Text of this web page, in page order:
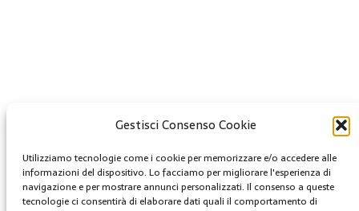
Gestisci Consenso Cookie
Utilizziamo tecnologie come i cookie per memorizzare e/o accedere alle
informazioni del dispositivo. Lo facciamo per migliorare l'esperienza di
navigazione e per mostrare annunci personalizzati. Il consenso a queste
tecnologie ci consentirà di elaborare dati quali il comportamento di
Questa opera è concessa in licenza con i termini
CC BY 4.0